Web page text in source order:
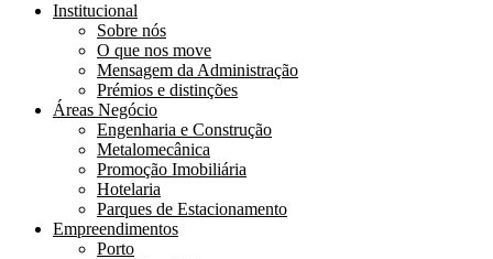
Institucional
Sobre nós
O que nos move
Mensagem da Administração
Prémios e distinções
Áreas Negócio
Engenharia e Construção
Metalomecânica
Promoção Imobiliária
Hotelaria
Parques de Estacionamento
Empreendimentos
Porto